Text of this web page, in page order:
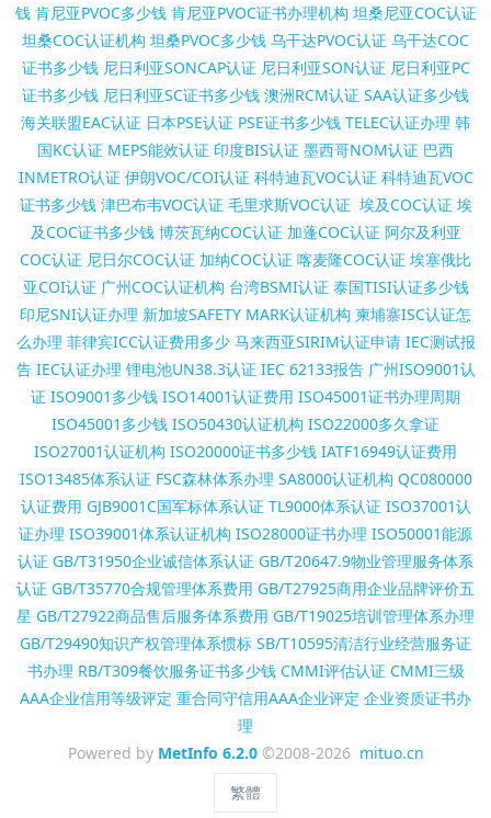
钱 肯尼亚PVOC多少钱 肯尼亚PVOC证书办理机构 坦桑尼亚COC认证
坦桑COC认证机构 坦桑PVOC多少钱 乌干达PVOC认证 乌干达COC
证书多少钱 尼日利亚SONCAP认证 尼日利亚SON认证 尼日利亚PC
证书多少钱 尼日利亚SC证书多少钱 澳洲RCM认证 SAA认证多少钱
海关联盟EAC认证 日本PSE认证 PSE证书多少钱 TELEC认证办理 韩
国KC认证 MEPS能效认证 印度BIS认证 墨西哥NOM认证 巴西
INMETRO认证 伊朗VOC/COI认证 科特迪瓦VOC认证 科特迪瓦VOC
证书多少钱 津巴布韦VOC认证 毛里求斯VOC认证 埃及COC认证 埃
及COC证书多少钱 博茨瓦纳COC认证 加蓬COC认证 阿尔及利亚
COC认证 尼日尔COC认证 加纳COC认证 喀麦隆COC认证 埃塞俄比
亚COI认证 广州COC认证机构 台湾BSMI认证 泰国TISI认证多少钱
印尼SNI认证办理 新加坡SAFETY MARK认证机构 柬埔寨ISC认证怎
么办理 菲律宾ICC认证费用多少 马来西亚SIRIM认证申请 IEC测试报
告 IEC认证办理 锂电池UN38.3认证 IEC 62133报告 广州ISO9001认
证 ISO9001多少钱 ISO14001认证费用 ISO45001证书办理周期
ISO45001多少钱 ISO50430认证机构 ISO22000多久拿证
ISO27001认证机构 ISO20000证书多少钱 IATF16949认证费用
ISO13485体系认证 FSC森林体系办理 SA8000认证机构 QC080000
认证费用 GJB9001C国军标体系认证 TL9000体系认证 ISO37001认
证办理 ISO39001体系认证机构 ISO28000证书办理 ISO50001能源
认证 GB/T31950企业诚信体系认证 GB/T20647.9物业管理服务体系
认证 GB/T35770合规管理体系费用 GB/T27925商用企业品牌评价五
星 GB/T27922商品售后服务体系费用 GB/T19025培训管理体系办理
GB/T29490知识产权管理体系惯标 SB/T10595清洁行业经营服务证
书办理 RB/T309餐饮服务证书多少钱 CMMI评估认证 CMMI三级
AAA企业信用等级评定 重合同守信用AAA企业评定 企业资质证书办
理
Powered by MetInfo 6.2.0©2008-2026 mituo.cn
繁體